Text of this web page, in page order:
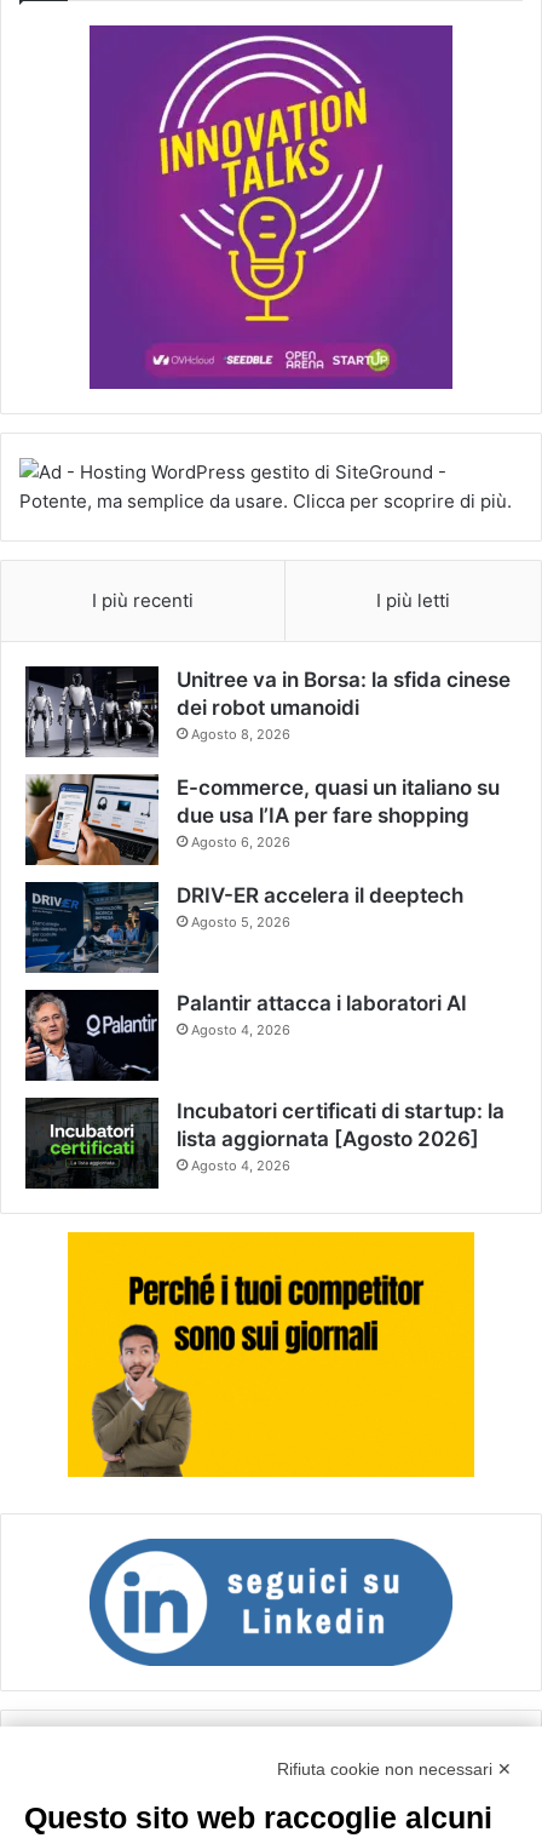
I più recenti I più letti
Unitree va in Borsa: la sfida cinese
dei robot umanoidi
Agosto 8, 2026
E-commerce, quasi un italiano su
due usa l’IA per fare shopping
Agosto 6, 2026
DRIV-ER accelera il deeptech
Agosto 5, 2026
Palantir attacca i laboratori AI
Agosto 4, 2026
Incubatori certificati di startup: la
lista aggiornata [Agosto 2026]
Agosto 4, 2026
Rifiuta cookie non necessari ✕
Questo sito web raccoglie alcuni